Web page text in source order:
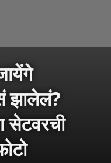
झालेलं?
सेटवरची